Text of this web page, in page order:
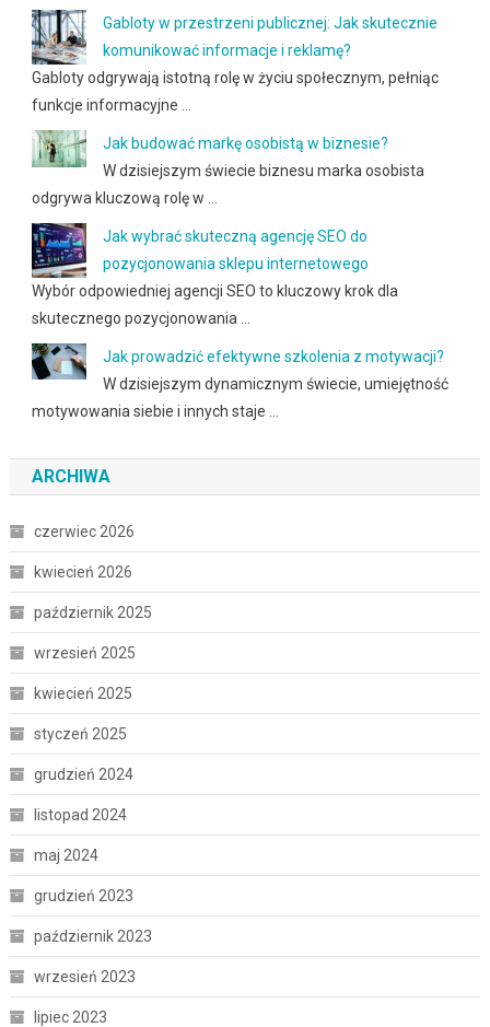
Gabloty w przestrzeni publicznej: Jak skutecznie
komunikować informacje i reklamę?
Gabloty odgrywają istotną rolę w życiu społecznym, pełniąc
funkcje informacyjne …
Jak budować markę osobistą w biznesie?
W dzisiejszym świecie biznesu marka osobista
odgrywa kluczową rolę w …
Jak wybrać skuteczną agencję SEO do
pozycjonowania sklepu internetowego
Wybór odpowiedniej agencji SEO to kluczowy krok dla
skutecznego pozycjonowania …
Jak prowadzić efektywne szkolenia z motywacji?
W dzisiejszym dynamicznym świecie, umiejętność
motywowania siebie i innych staje …
ARCHIWA
czerwiec 2026
kwiecień 2026
październik 2025
wrzesień 2025
kwiecień 2025
styczeń 2025
grudzień 2024
listopad 2024
maj 2024
grudzień 2023
październik 2023
wrzesień 2023
lipiec 2023